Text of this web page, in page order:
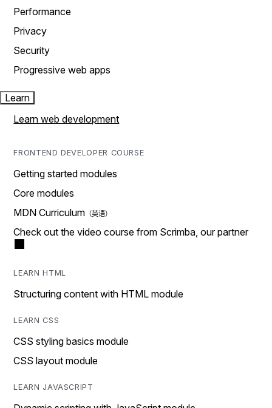
Performance
Privacy
Security
Progressive web apps
Learn
Learn web development
FRONTEND DEVELOPER COURSE
Getting started modules
Core modules
MDN Curriculum
Check out the video course from Scrimba, our partner
LEARN HTML
Structuring content with HTML module
LEARN CSS
CSS styling basics module
CSS layout module
LEARN JAVASCRIPT